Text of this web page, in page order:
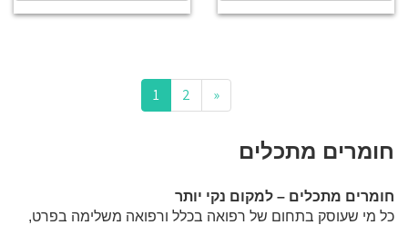
1 2 «
Next
חומרים מתכלים
חומרים מתכלים – למקום נקי יותר
כל מי שעוסק בתחום של רפואה בכלל ורפואה משלימה בפרט,